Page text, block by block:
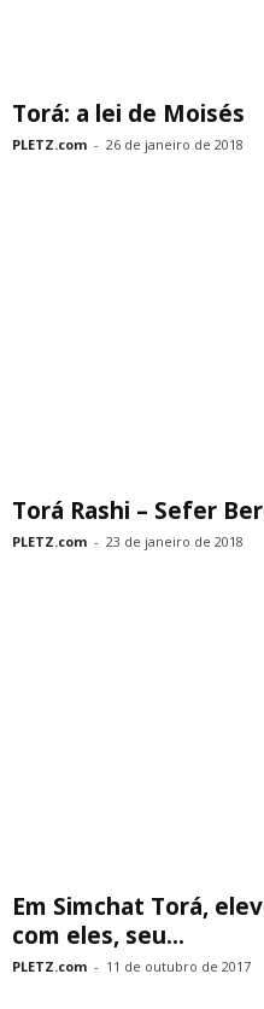
Torá: a lei de Moisés
PLETZ.com - 26 de janeiro de 2018
Torá Rashi – Sefer
PLETZ.com - 23 de janeiro de 2018
Em Simchat Torá,
com eles, seu...
PLETZ.com - 11 de outubro de 2017